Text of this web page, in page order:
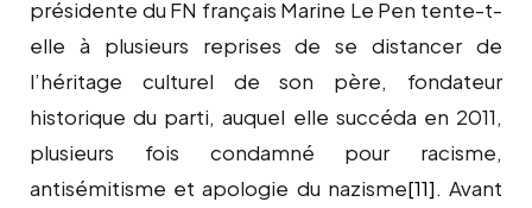
présidente du FN français Marine Le Pen tente-t-
elle à plusieurs reprises de se distancer de
l’héritage culturel de son père, fondateur
historique du parti, auquel elle succéda en 2011,
plusieurs fois condamné pour racisme,
antisémitisme et apologie du nazisme[11]. Avant